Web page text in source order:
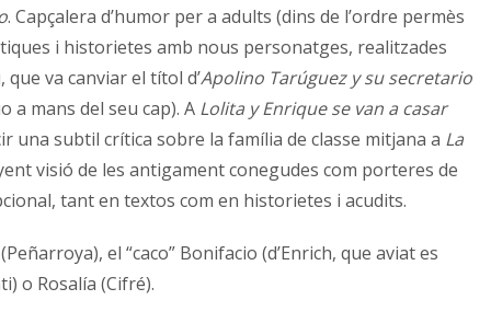
. Capçalera d’humor per a adults (dins de l’ordre permès
i historietes amb nous personatges, realitzades
que va canviar el títol d’Apolino Tarúguez y su secretario
a mans del seu cap). A Lolita y Enrique se van a casar
una subtil crítica sobre la família de classe mitjana a La
visió de les antigament conegudes com porteres de
tant en textos com en historietes i acudits.
el “caco” Bonifacio (d’Enrich, que aviat es
o Rosalía (Cifré).